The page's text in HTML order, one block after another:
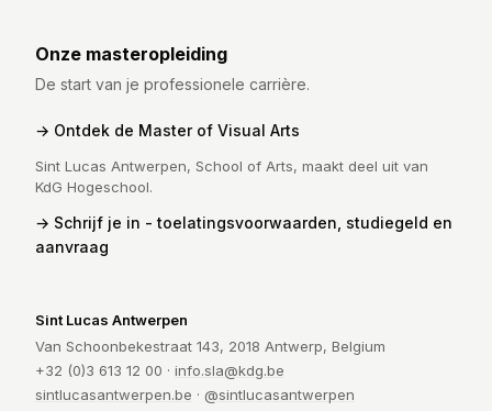
Onze masteropleiding
De start van je professionele carrière.
Ontdek de Master of Visual Arts
Sint Lucas Antwerpen, School of Arts, maakt deel uit van
KdG Hogeschool.
Schrijf je in - toelatingsvoorwaarden, studiegeld en
aanvraag
Sint Lucas Antwerpen
Van Schoonbekestraat 143, 2018 Antwerp, Belgium
+32 (0)3 613 12 00 · info.sla@kdg.be
sintlucasantwerpen.be · @sintlucasantwerpen